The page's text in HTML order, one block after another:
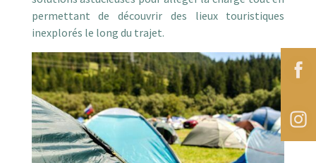
permettant de découvrir des lieux touristiques
inexplorés le long du trajet.